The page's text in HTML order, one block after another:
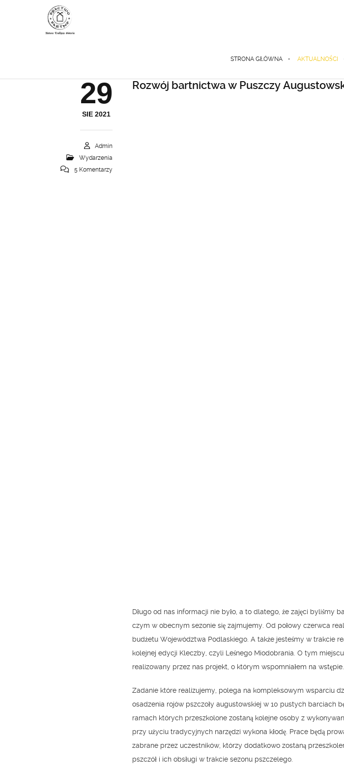
STRONA GŁÓWNA AKTUALNOŚCI
29
SIE 2021
Admin
Wydarzenia
5 Komentarzy
Rozwój bartnictwa w Puszczy
Długo od nas informacji nie było, a to dlatego, że zajęci byliśmy
czym w obecnym sezonie się zajmujemy. Od połowy czerwca
budżetu Województwa Podlaskiego. A także jesteśmy w trakcie
kolejnej edycji Kleczby, czyli Leśnego Miodobrania. O tym
realizowany przez nas projekt, o którym wspomniałem na wstępie.
Zadanie które realizujemy, polega na kompleksowym wsparciu
osadzenia rojów pszczoły augustowskiej w 10 pustych barciach
ramach których przeszkolone zostaną kolejne osoby z
przy użyciu tradycyjnych narzędzi wykona kłodę. Prace będą
zabrane przez uczestników, którzy dodatkowo zostaną
pszczół i ich obsługi w trakcie sezonu pszczelego.